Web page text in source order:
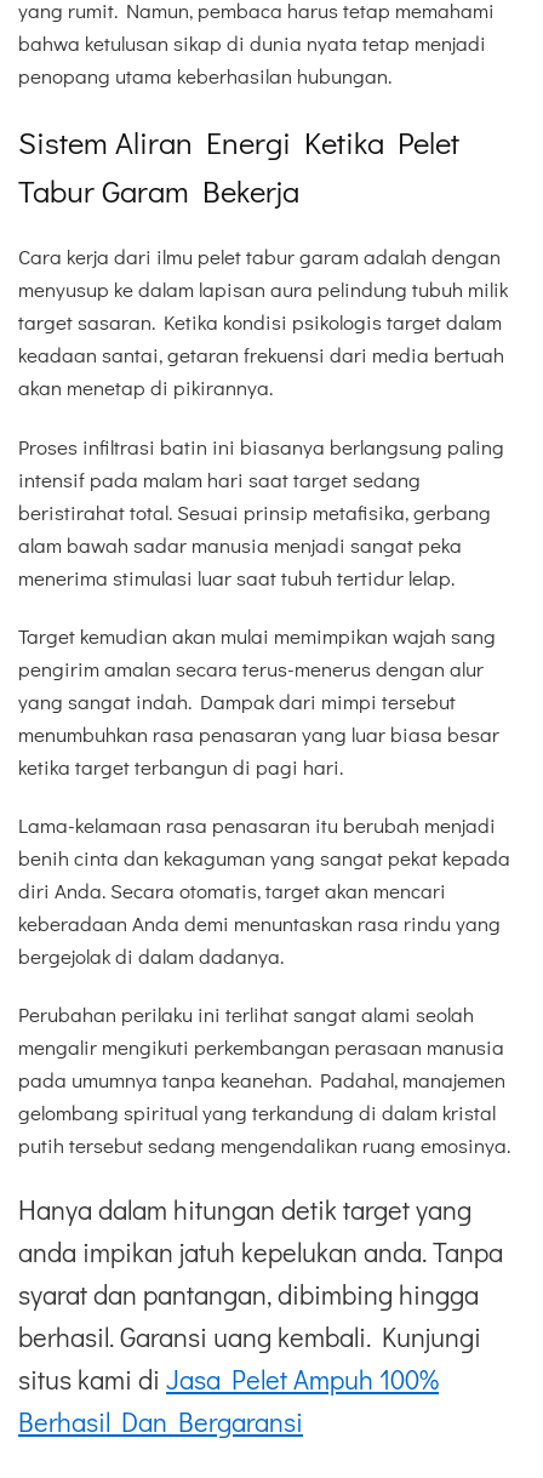
yang rumit. Namun, pembaca harus tetap memahami
bahwa ketulusan sikap di dunia nyata tetap menjadi
penopang utama keberhasilan hubungan.
Sistem Aliran Energi Ketika Pelet
Tabur Garam Bekerja
Cara kerja dari ilmu pelet tabur garam adalah dengan
menyusup ke dalam lapisan aura pelindung tubuh milik
target sasaran. Ketika kondisi psikologis target dalam
keadaan santai, getaran frekuensi dari media bertuah
akan menetap di pikirannya.
Proses infiltrasi batin ini biasanya berlangsung paling
intensif pada malam hari saat target sedang
beristirahat total. Sesuai prinsip metafisika, gerbang
alam bawah sadar manusia menjadi sangat peka
menerima stimulasi luar saat tubuh tertidur lelap.
Target kemudian akan mulai memimpikan wajah sang
pengirim amalan secara terus-menerus dengan alur
yang sangat indah. Dampak dari mimpi tersebut
menumbuhkan rasa penasaran yang luar biasa besar
ketika target terbangun di pagi hari.
Lama-kelamaan rasa penasaran itu berubah menjadi
benih cinta dan kekaguman yang sangat pekat kepada
diri Anda. Secara otomatis, target akan mencari
keberadaan Anda demi menuntaskan rasa rindu yang
bergejolak di dalam dadanya.
Perubahan perilaku ini terlihat sangat alami seolah
mengalir mengikuti perkembangan perasaan manusia
pada umumnya tanpa keanehan. Padahal, manajemen
gelombang spiritual yang terkandung di dalam kristal
putih tersebut sedang mengendalikan ruang emosinya.
Hanya dalam hitungan detik target yang
anda impikan jatuh kepelukan anda. Tanpa
syarat dan pantangan, dibimbing hingga
berhasil. Garansi uang kembali. Kunjungi
situs kami di Jasa Pelet Ampuh 100%
Berhasil Dan Bergaransi